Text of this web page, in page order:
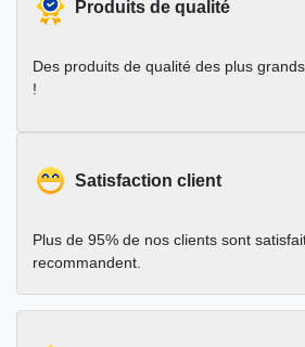
Produits de qualité
Des produits de qualité des plus
!
Satisfaction client
Plus de 95% de nos clients sont
recommandent.